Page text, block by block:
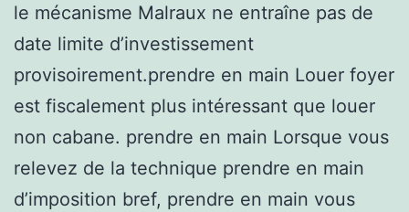
le mécanisme Malraux ne entraîne pas de
date limite d’investissement
provisoirement.prendre en main Louer foyer
est fiscalement plus intéressant que louer
non cabane. prendre en main Lorsque vous
relevez de la technique prendre en main
d’imposition bref, prendre en main vous